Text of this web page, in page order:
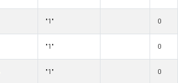
"1" 0
"1" 0
"1" 0